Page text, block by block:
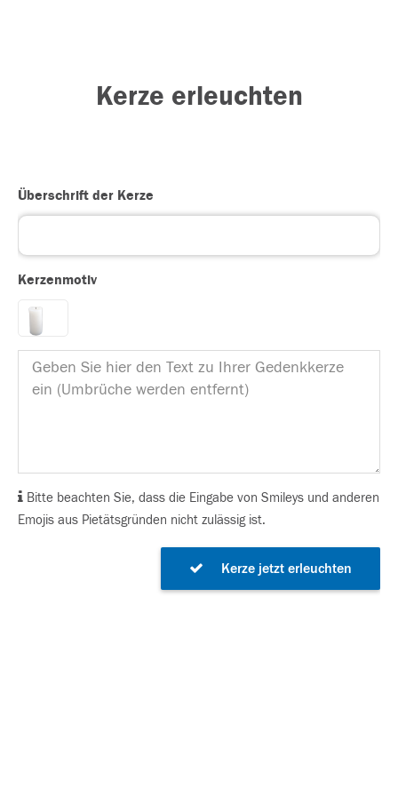
Kerze erleuchten
Überschrift der Kerze
Kerzenmotiv
Bitte beachten Sie, dass die Eingabe von Smileys und anderen
Emojis aus Pietätsgründen nicht zulässig ist.
Kerze jetzt erleuchten